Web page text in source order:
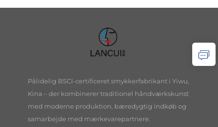
Pålidelig BSCI-certificeret smykkerfabrikant i Yiwu,
Kina – der kombinerer traditionel håndværkskunst
med moderne produktion, bæredygtig indkøb og
samarbejde med mærkevarepartnere.